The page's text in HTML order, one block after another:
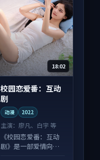
18:02
校园恋爱番：互动
剧
动漫 2022
主演：廖凡、白宇 等
《校园恋爱番：互动
剧》是一部爱情向动